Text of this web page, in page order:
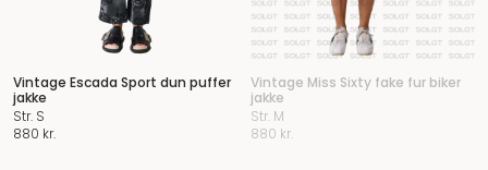
Vintage Escada Sport dun puffer
jakke
Str. S
880 kr.
Vintage Miss Sixty fake fur biker
jakke
Str. M
880 kr.